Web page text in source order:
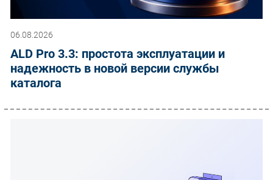
06.08.2026
ALD Pro 3.3: простота эксплуатации и
надежность в новой версии службы
каталога